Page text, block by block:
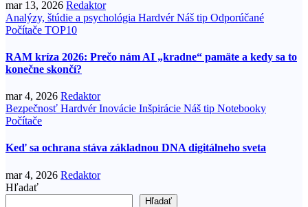
mar 13, 2026 Redaktor
Analýzy, štúdie a psychológia HardvérNáš tip Odporúčané
Počítače TOP10
RAM kríza 2026: Prečo nám AI „kradne“ pamäte a kedy sa to
konečne skončí?
mar 4, 2026 Redaktor
Bezpečnosť HardvérInovácie Inšpirácie Náš tip Notebooky
Počítače
Keď sa ochrana stáva základnou DNA digitálneho sveta
mar 4, 2026 Redaktor
Hľadať
Hľadať